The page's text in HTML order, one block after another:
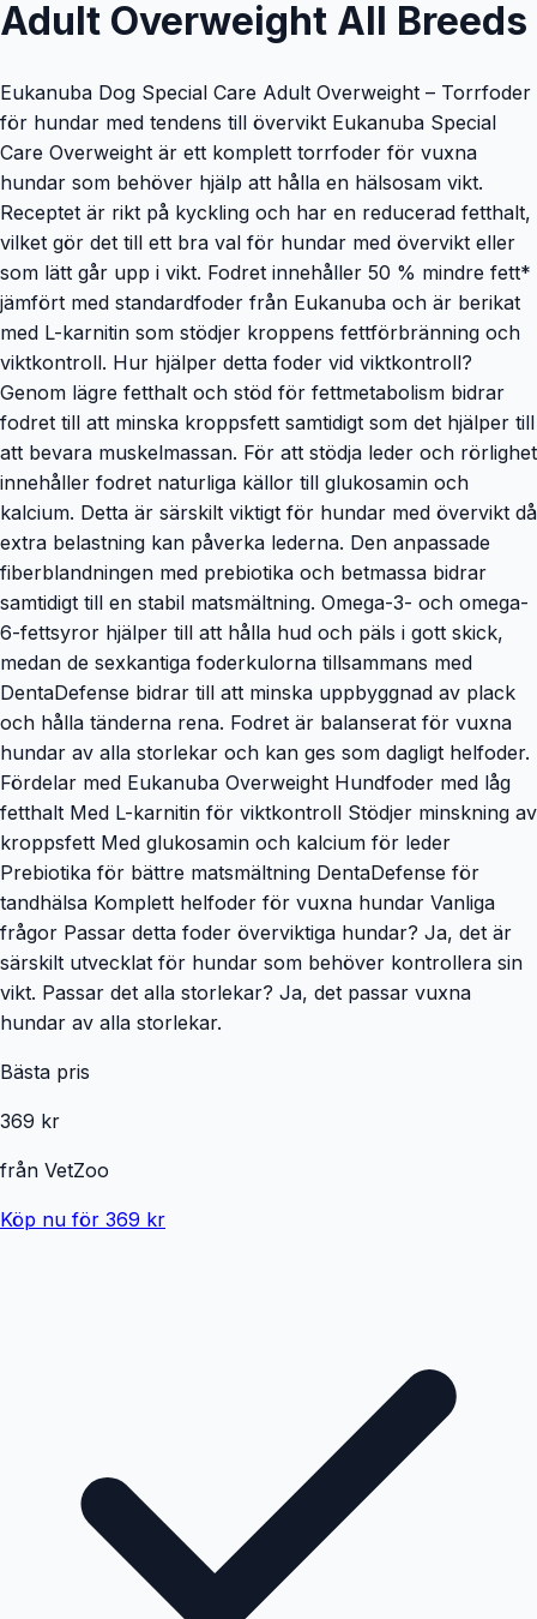
Adult Overweight All Breeds
Eukanuba Dog Special Care Adult Overweight – Torrfoder
för hundar med tendens till övervikt Eukanuba Special
Care Overweight är ett komplett torrfoder för vuxna
hundar som behöver hjälp att hålla en hälsosam vikt.
Receptet är rikt på kyckling och har en reducerad fetthalt,
vilket gör det till ett bra val för hundar med övervikt eller
som lätt går upp i vikt. Fodret innehåller 50 % mindre fett*
jämfört med standardfoder från Eukanuba och är berikat
med L-karnitin som stödjer kroppens fettförbränning och
viktkontroll. Hur hjälper detta foder vid viktkontroll?
Genom lägre fetthalt och stöd för fettmetabolism bidrar
fodret till att minska kroppsfett samtidigt som det hjälper till
att bevara muskelmassan. För att stödja leder och rörlighet
innehåller fodret naturliga källor till glukosamin och
kalcium. Detta är särskilt viktigt för hundar med övervikt då
extra belastning kan påverka lederna. Den anpassade
fiberblandningen med prebiotika och betmassa bidrar
samtidigt till en stabil matsmältning. Omega-3- och omega-
6-fettsyror hjälper till att hålla hud och päls i gott skick,
medan de sexkantiga foderkulorna tillsammans med
DentaDefense bidrar till att minska uppbyggnad av plack
och hålla tänderna rena. Fodret är balanserat för vuxna
hundar av alla storlekar och kan ges som dagligt helfoder.
Fördelar med Eukanuba Overweight Hundfoder med låg
fetthalt Med L-karnitin för viktkontroll Stödjer minskning av
kroppsfett Med glukosamin och kalcium för leder
Prebiotika för bättre matsmältning DentaDefense för
tandhälsa Komplett helfoder för vuxna hundar Vanliga
frågor Passar detta foder överviktiga hundar? Ja, det är
särskilt utvecklat för hundar som behöver kontrollera sin
vikt. Passar det alla storlekar? Ja, det passar vuxna
hundar av alla storlekar.
Bästa pris
369 kr
från VetZoo
Köp nu för 369 kr